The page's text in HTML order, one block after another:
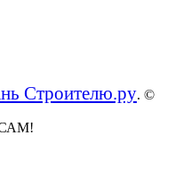
Строителю.ру. ©